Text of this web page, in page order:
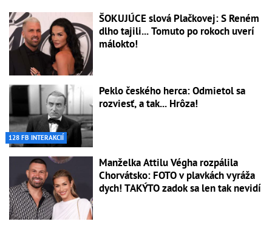
ŠOKUJÚCE slová Plačkovej: S Reném
dlho tajili... Tomuto po rokoch uverí
málokto!
128 FB INTERAKCIÍ
Peklo českého herca: Odmietol sa
rozviesť, a tak... Hrôza!
Manželka Attilu Végha rozpálila
Chorvátsko: FOTO v plavkách vyráža
dych! TAKÝTO zadok sa len tak nevidí